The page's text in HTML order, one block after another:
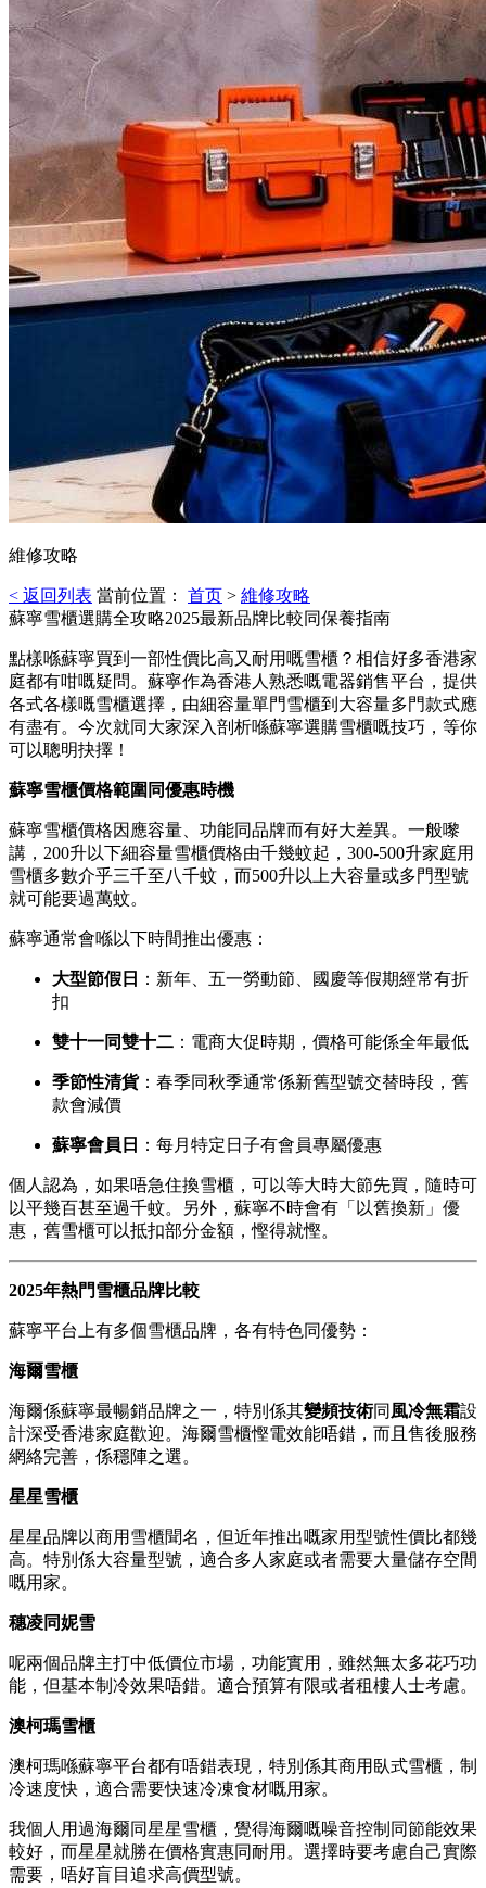
維修攻略
< 返回列表 當前位置： 首页 > 維修攻略
蘇寧雪櫃選購全攻略2025最新品牌比較同保養指南
點樣喺蘇寧買到一部性價比高又耐用嘅雪櫃？相信好多香港家
庭都有咁嘅疑問。蘇寧作為香港人熟悉嘅電器銷售平台，提供
各式各樣嘅雪櫃選擇，由細容量單門雪櫃到大容量多門款式應
有盡有。今次就同大家深入剖析喺蘇寧選購雪櫃嘅技巧，等你
可以聰明抉擇！
蘇寧雪櫃價格範圍同優惠時機
蘇寧雪櫃價格因應容量、功能同品牌而有好大差異。一般嚟
講，200升以下細容量雪櫃價格由千幾蚊起，300-500升家庭用
雪櫃多數介乎三千至八千蚊，而500升以上大容量或多門型號
就可能要過萬蚊。
蘇寧通常會喺以下時間推出優惠：
大型節假日
：新年、五一勞動節、國慶等假期經常有折
扣
雙十一同雙十二 ：電商大促時期，價格可能係全年最低
季節性清貨：春季同秋季通常係新舊型號交替時段，舊
款會減價
蘇寧會員日 ：每月特定日子有會員專屬優惠
個人認為，如果唔急住換雪櫃，可以等大時大節先買，隨時可
以平幾百甚至過千蚊。另外，蘇寧不時會有「以舊換新」優
惠，舊雪櫃可以抵扣部分金額，慳得就慳。
2025年熱門雪櫃品牌比較
蘇寧平台上有多個雪櫃品牌，各有特色同優勢：
海爾雪櫃
海爾係蘇寧最暢銷品牌之一，特別係其變頻技術同 風冷無霜設
計深受香港家庭歡迎。海爾雪櫃慳電效能唔錯，而且售後服務
網絡完善，係穩陣之選。
星星雪櫃
星星品牌以商用雪櫃聞名，但近年推出嘅家用型號性價比都幾
高。特別係大容量型號，適合多人家庭或者需要大量儲存空間
嘅用家。
穗凌同妮雪
呢兩個品牌主打中低價位市場，功能實用，雖然無太多花巧功
能，但基本制冷效果唔錯。適合預算有限或者租樓人士考慮。
澳柯瑪雪櫃
澳柯瑪喺蘇寧平台都有唔錯表現，特別係其商用臥式雪櫃，制
冷速度快，適合需要快速冷凍食材嘅用家。
我個人用過海爾同星星雪櫃，覺得海爾嘅噪音控制同節能效果
較好，而星星就勝在價格實惠同耐用。選擇時要考慮自己實際
需要，唔好盲目追求高價型號。